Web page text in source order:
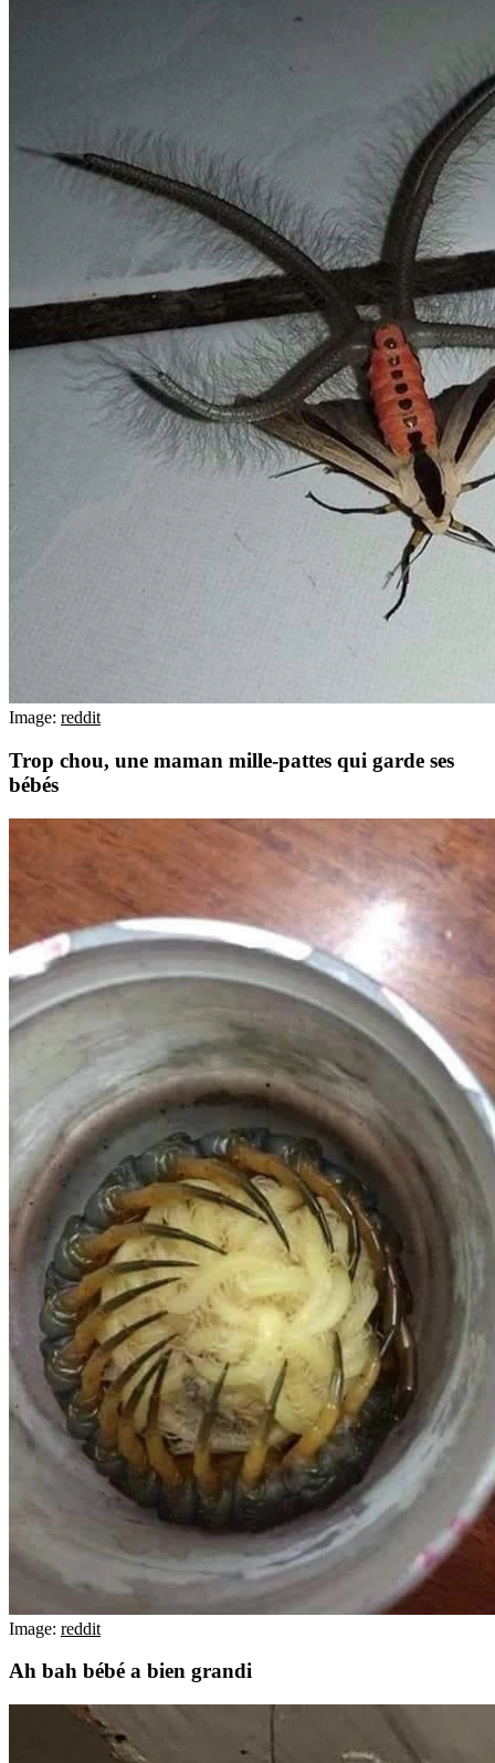
Image: reddit
Trop chou, une maman mille-pattes qui garde ses
bébés
Image: reddit
Ah bah bébé a bien grandi